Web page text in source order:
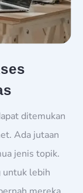
ditemukan
Ada jutaan
jenis topik.
untuk lebih